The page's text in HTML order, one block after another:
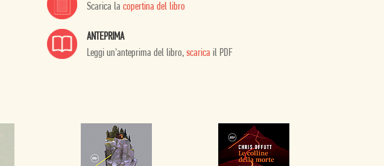
Scarica la copertina del libro
ANTEPRIMA
Leggi un'anteprima del libro, scarica il PDF